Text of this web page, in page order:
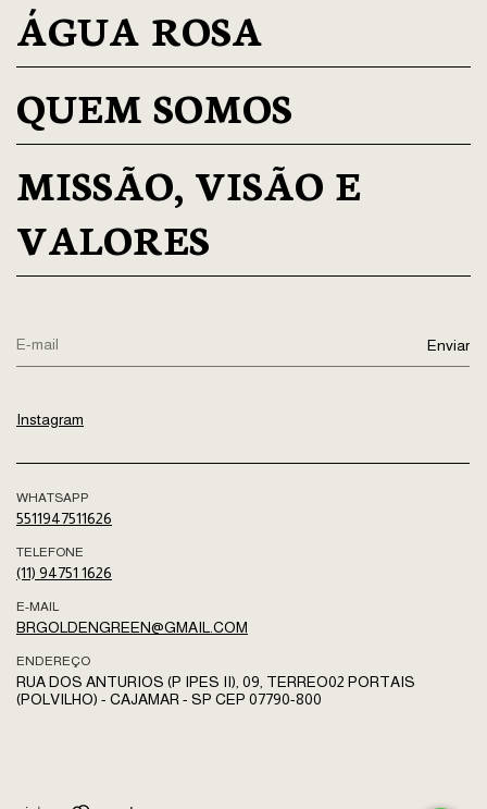
ÁGUA ROSA
QUEM SOMOS
MISSÃO, VISÃO E
VALORES
Instagram
WHATSAPP
5511947511626
TELEFONE
(11) 94751 1626
E-MAIL
BRGOLDENGREEN@GMAIL.COM
ENDEREÇO
RUA DOS ANTURIOS (P IPES II), 09, TERREO02 PORTAIS
(POLVILHO) - CAJAMAR - SP CEP 07790-800